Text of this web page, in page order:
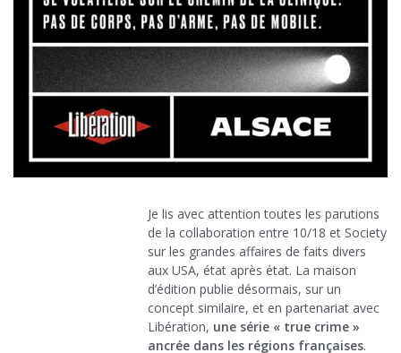
Je lis avec attention toutes les parutions
de la collaboration entre 10/18 et Society
sur les grandes affaires de faits divers
aux USA, état après état. La maison
d’édition publie désormais, sur un
concept similaire, et en partenariat avec
Libération, une série « true crime »
ancrée dans les régions françaises.